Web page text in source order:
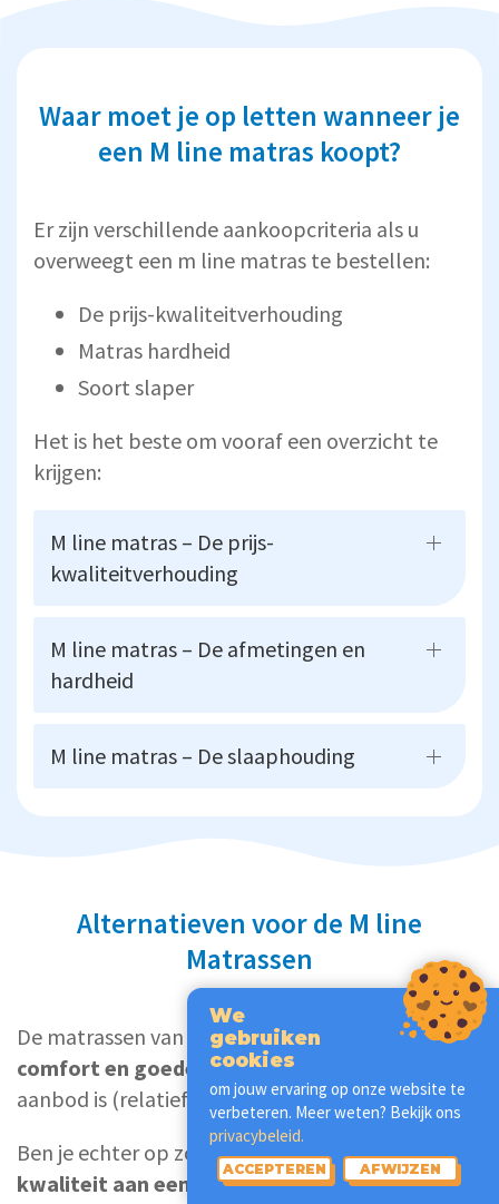
Waar moet je op letten wanneer je
een M line matras koopt?
Er zijn verschillende aankoopcriteria als u
overweegt een m line matras te bestellen:
De prijs-kwaliteitverhouding
Matras hardheid
Soort slaper
Het is het beste om vooraf een overzicht te
krijgen:
M line matras – De prijs-
kwaliteitverhouding
M line matras – De afmetingen en
hardheid
M line matras – De slaaphouding
Alternatieven voor de M line
Matrassen
De matrassen van M line bieden een
uitstekend
comfort en goede ondersteuning
aanbod is (relatief) beperkt en prijzig.
Ben je echter op zoek naar eenvergelijkbare
kwaliteit aan een goede prijs, of zoek je meer
We
gebruiken
cookies
om jouw ervaring op onze website te
verbeteren. Meer weten? Bekijk ons
privacybeleid.
ACCEPTEREN AFWIJZEN